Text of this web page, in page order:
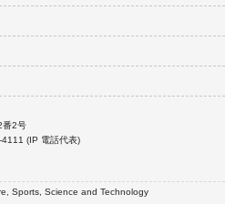
番2号
(IP 電話代表)
Sports, Science and Technology